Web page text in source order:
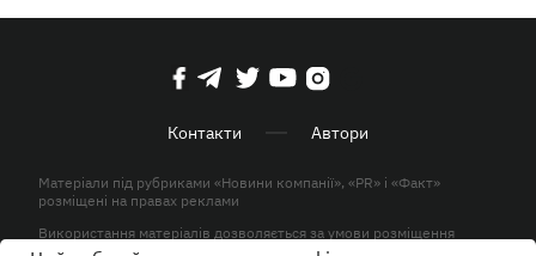
Контакти Автори
Матеріали під рубриками «Новини компанії», «PR» і «Факт»
розміщені на правах реклами
Використання матеріалів дозволяється за умови розміщення
активного гіперпосилання на KP.UA в першому абзаці.